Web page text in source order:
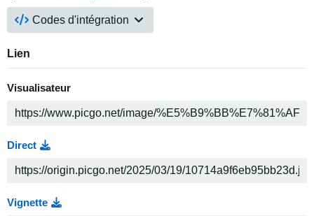
Codes d'intégration
Lien
Visualisateur
Direct
Vignette